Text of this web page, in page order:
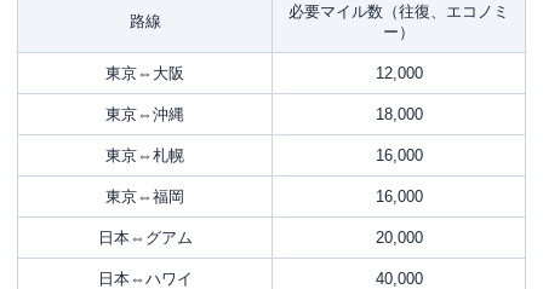
路線
必要マイル数（往復、エコノミ
ー）
東京⇔大阪 12,000
東京⇔沖縄 18,000
東京⇔札幌 16,000
東京⇔福岡 16,000
日本⇔グアム 20,000
日本⇔ハワイ 40,000